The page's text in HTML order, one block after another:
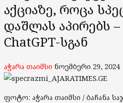
აქციაზე, როცა
დაშლას აპირებს –
ChatGPT-სგან
აჭარა თაიმსი ნოემბერი 29, 2024
ფოტო: აჭარა თაიმსი / ბაჩანა